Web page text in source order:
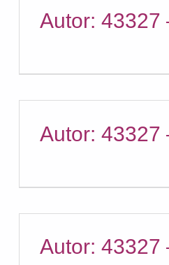
Autor: 43327
Autor: 43327
Autor: 43327